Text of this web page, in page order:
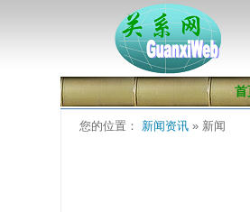
首
您的位置： 新闻资讯 » 新闻